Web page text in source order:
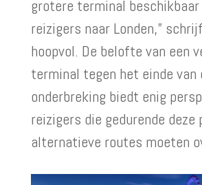
grotere terminal beschikbaar
reizigers naar Londen,”
hoopvol. De belofte van een
terminal tegen het einde van
onderbreking biedt enig
reizigers die gedurende deze
alternatieve routes moeten